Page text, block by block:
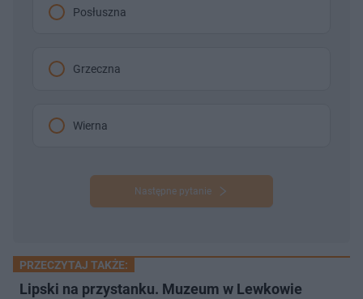
Posłuszna
Grzeczna
Wierna
Następne pytanie
PRZECZYTAJ TAKŻE:
Lipski na przystanku. Muzeum w Lewkowie